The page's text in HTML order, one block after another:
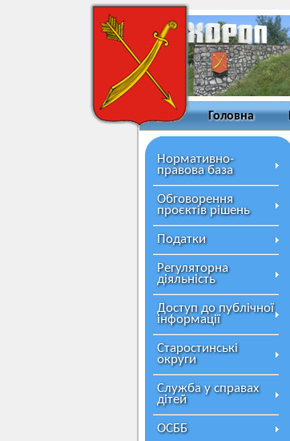
Головна
Нормативно-
правова база
Обговорення
проєктів рішень
Податки
Регуляторна
діяльність
Доступ до публічної
інформації
Старостинські
округи
Служба у справах
дітей
ОСББ